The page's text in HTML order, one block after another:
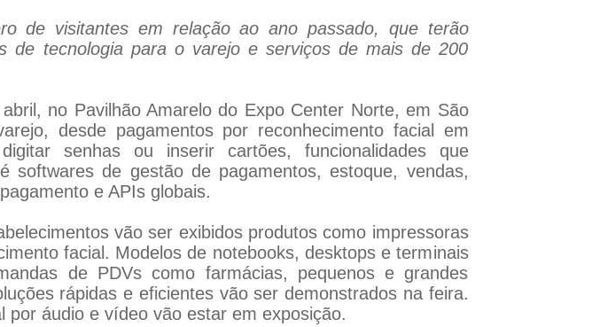
de visitantes em relação ao ano passado, que terão
de tecnologia para o varejo e serviços de mais de 200
no Pavilhão Amarelo do Expo Center Norte, em São
desde pagamentos por reconhecimento facial em
senhas ou inserir cartões, funcionalidades que
softwares de gestão de pagamentos, estoque, vendas,
e APIs globais.
vão ser exibidos produtos como impressoras
facial. Modelos de notebooks, desktops e terminais
de PDVs como farmácias, pequenos e grandes
rápidas e eficientes vão ser demonstrados na feira.
por áudio e vídeo vão estar em exposição.